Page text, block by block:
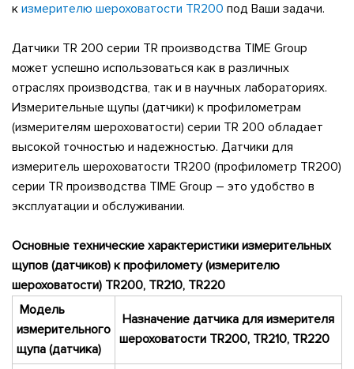
к измерителю шероховатости TR200 под Ваши задачи.
Датчики TR 200 серии TR производства TIME Group
может успешно использоваться как в различных
отраслях производства, так и в научных лабораториях.
Измерительные щупы (датчики) к профилометрам
(измерителям шероховатости) серии TR 200 обладает
высокой точностью и надежностью. Датчики для
измеритель шероховатости TR200 (профилометр TR200)
серии TR производства TIME Group – это удобство в
эксплуатации и обслуживании.
Основные технические характеристики измерительных
щупов (датчиков) к профиломету (измерителю
шероховатости) TR200, TR210, TR220
Модель
измерительного
щупа (датчика)
Назначение датчика для измерителя
шероховатости TR200, TR210, TR220